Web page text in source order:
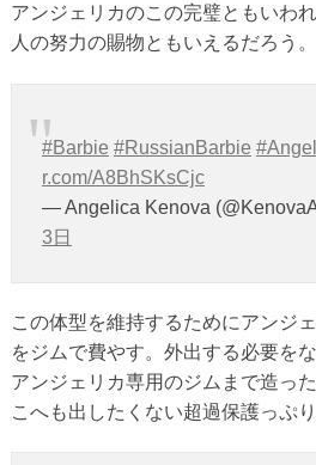
アンジェリカのこの完璧ともいわ
人の努力の賜物ともいえるだろう。
#Barbie #RussianBarbie
r.com/A8BhSKsCjc
— Angelica Kenova
3日
この体型を維持するためにアンジ
をジムで費やす。外出する必要を
アンジェリカ専用のジムまで造っ
こへも出したくない超過保護っぷ